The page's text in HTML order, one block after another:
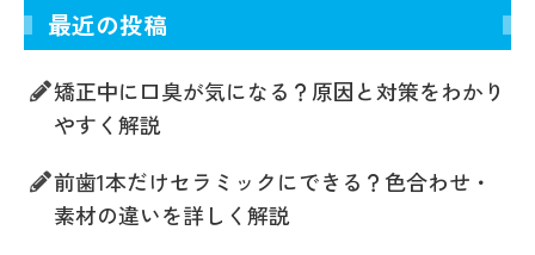
最近の投稿
矯正中に口臭が気になる？原因と対策をわかり
やすく解説
前歯1本だけセラミックにできる？色合わせ・
素材の違いを詳しく解説